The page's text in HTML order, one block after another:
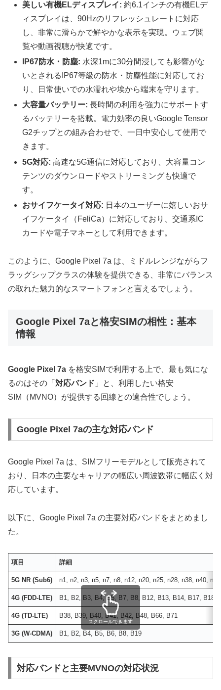
美しい有機ELディスプレイ: 約6.1インチの有機ELデ
ィスプレイは、90Hzのリフレッシュレートに対応
し、非常に滑らかで鮮やかな表示を実現。ウェブ閲
覧や動画視聴が快適です。
IP67防水・防塵: 水深1mに30分間浸しても影響がな
いとされるIP67等級の防水・防塵性能に対応してお
り、日常使いでの水濡れや埃から端末を守ります。
大容量バッテリー: 長時間の利用を強力にサポートす
るバッテリーを搭載。電力効率の良いGoogle Tensor
G2チップとの組み合わせで、一日中安心して使用で
きます。
5G対応: 高速な5G通信に対応しており、大容量コン
テンツのダウンロードやストリーミングも快適で
す。
おサイフケータイ対応: 日本のユーザーに嬉しいおサ
イフケータイ（FeliCa）に対応しており、交通系IC
カードや電子マネーとして利用できます。
このように、Google Pixel 7a は、ミドルレンジながらフ
ラッグシップクラスの体験を提供できる、非常にバランス
の取れた魅力的なスマートフォンと言えるでしょう。
Google Pixel 7aと格安SIMの相性：基本
情報
Google Pixel 7a を格安SIMで利用する上で、最も気にな
るのはその「 対応バンド 」と、利用したい格安
SIM（MVNO）が提供する回線との適合性でしょう。
Google Pixel 7aの主な対応バンド
Google Pixel 7a は、SIMフリーモデルとして販売されて
おり、日本の主要なキャリアの幅広い周波数帯に幅広く対
応しています。
以下に、Google Pixel 7a の主要対応バンドをまとめまし
た。
項目 詳細
5G NR (Sub6) n1, n2, n3, n5, n7, n8, n12, n20, n25, n28, n38, n40,
4G (FDD-LTE) B1, B2, B3, B4, B5, B7, B8, B12, B13, B14, B17, B18,
4G (TD-LTE) B38, B39, B40, B41, B42, B48, B66, B71
3G (W-CDMA) B1, B2, B4, B5, B6, B8, B19
スクロールできます
対応バンドと主要MVNOの対応状況